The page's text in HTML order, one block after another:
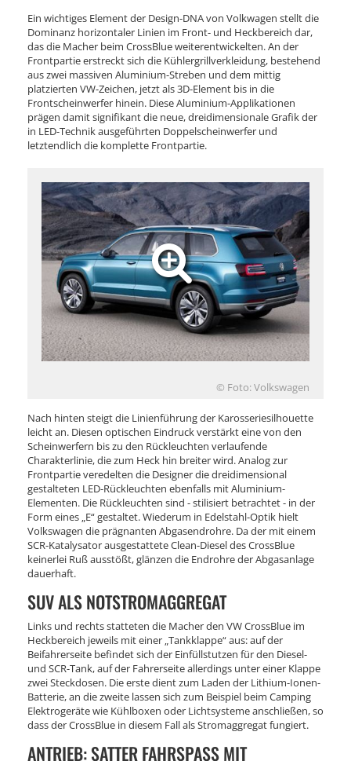
Ein wichtiges Element der Design-DNA von Volkwagen stellt die
Dominanz horizontaler Linien im Front- und Heckbereich dar,
das die Macher beim CrossBlue weiterentwickelten. An der
Frontpartie erstreckt sich die Kühlergrillverkleidung, bestehend
aus zwei massiven Aluminium-Streben und dem mittig
platzierten VW-Zeichen, jetzt als 3D-Element bis in die
Frontscheinwerfer hinein. Diese Aluminium-Applikationen
prägen damit signifikant die neue, dreidimensionale Grafik der
in LED-Technik ausgeführten Doppelscheinwerfer und
letztendlich die komplette Frontpartie.
© Foto: Volkswagen
Nach hinten steigt die Linienführung der Karosseriesilhouette
leicht an. Diesen optischen Eindruck verstärkt eine von den
Scheinwerfern bis zu den Rückleuchten verlaufende
Charakterlinie, die zum Heck hin breiter wird. Analog zur
Frontpartie veredelten die Designer die dreidimensional
gestalteten LED-Rückleuchten ebenfalls mit Aluminium-
Elementen. Die Rückleuchten sind - stilisiert betrachtet - in der
Form eines „E“ gestaltet. Wiederum in Edelstahl-Optik hielt
Volkswagen die prägnanten Abgasendrohre. Da der mit einem
SCR-Katalysator ausgestattete Clean-Diesel des CrossBlue
keinerlei Ruß ausstößt, glänzen die Endrohre der Abgasanlage
dauerhaft.
SUV ALS NOTSTROMAGGREGAT
Links und rechts statteten die Macher den VW CrossBlue im
Heckbereich jeweils mit einer „Tankklappe“ aus: auf der
Beifahrerseite befindet sich der Einfüllstutzen für den Diesel-
und SCR-Tank, auf der Fahrerseite allerdings unter einer Klappe
zwei Steckdosen. Die erste dient zum Laden der Lithium-Ionen-
Batterie, an die zweite lassen sich zum Beispiel beim Camping
Elektrogeräte wie Kühlboxen oder Lichtsysteme anschließen, so
dass der CrossBlue in diesem Fall als Stromaggregat fungiert.
ANTRIEB: SATTER FAHRSPASS MIT M